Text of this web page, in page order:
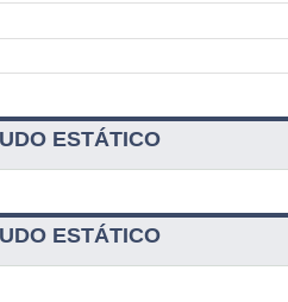
ESTÁTICO
ESTÁTICO